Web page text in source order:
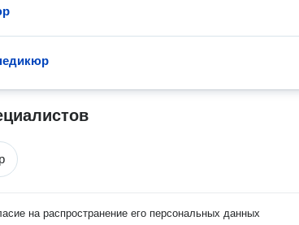
на распространение его персональных данных